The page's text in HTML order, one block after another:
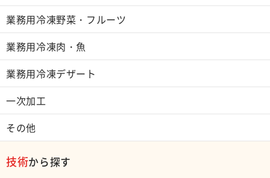
業務用冷凍野菜・フルーツ
業務用冷凍肉・魚
業務用冷凍デザート
一次加工
その他
技術から探す